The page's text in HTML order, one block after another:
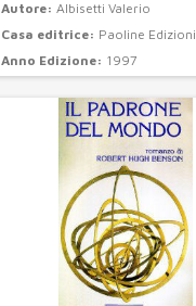
Autore: Albisetti Valerio
Casa editrice: Paoline Edizioni
Anno Edizione: 1997